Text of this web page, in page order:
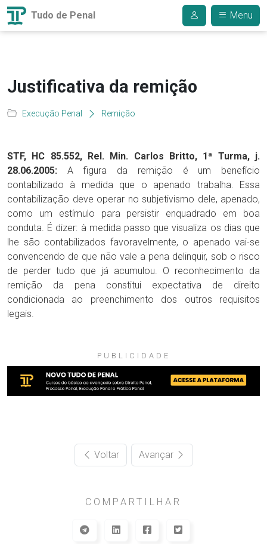
Tudo de Penal Menu
Justificativa da remição
Execução Penal Remição
STF, HC 85.552, Rel. Min. Carlos Britto, 1ª Turma, j.
28.06.2005: A figura da remição é um benefício
contabilizado à medida que o apenado trabalha. Essa
contabilização deve operar no subjetivismo dele, apenado,
como um estímulo para persistir enquadrado em boa
conduta. É dizer: à medida passo que visualiza os dias que
lhe são contabilizados favoravelmente, o apenado vai-se
convencendo de que não vale a pena delinquir, sob o risco
de perder tudo que já acumulou. O reconhecimento da
remição da pena constitui expectativa de direito
condicionada ao preenchimento dos outros requisitos
legais.
PUBLICIDADE
Voltar Avançar
COMPARTILHAR